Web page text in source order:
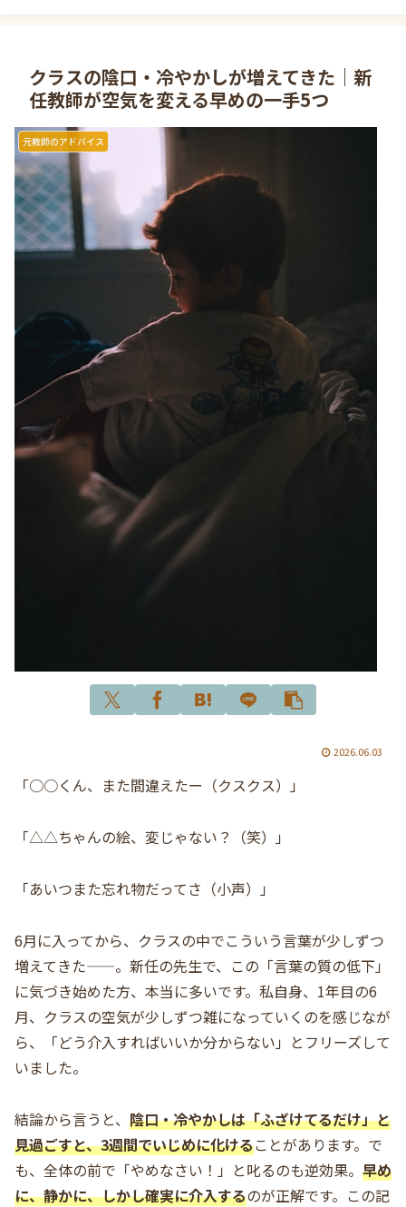
クラスの陰口・冷やかしが増えてきた｜新
任教師が空気を変える早めの一手5つ
元教師のアドバイス
2026.06.03
「○○くん、また間違えたー（クスクス）」
「△△ちゃんの絵、変じゃない？（笑）」
「あいつまた忘れ物だってさ（小声）」
6月に入ってから、クラスの中でこういう言葉が少しずつ
増えてきた——。新任の先生で、この「言葉の質の低下」
に気づき始めた方、本当に多いです。私自身、1年目の6
月、クラスの空気が少しずつ雑になっていくのを感じなが
ら、「どう介入すればいいか分からない」とフリーズして
いました。
結論から言うと、 陰口・冷やかしは「ふざけてるだけ」と
見過ごすと、3週間でいじめに化けることがあります。で
も、全体の前で「やめなさい！」と叱るのも逆効果。 早め
に、静かに、しかし確実に介入するのが正解です。この記